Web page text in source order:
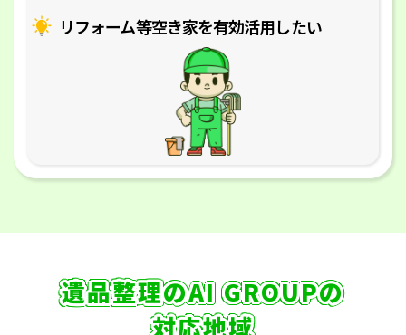
リフォーム等空き家を有効活用したい
遺品整理のAI GROUPの
対応地域